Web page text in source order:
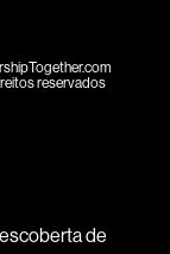
reservados
de